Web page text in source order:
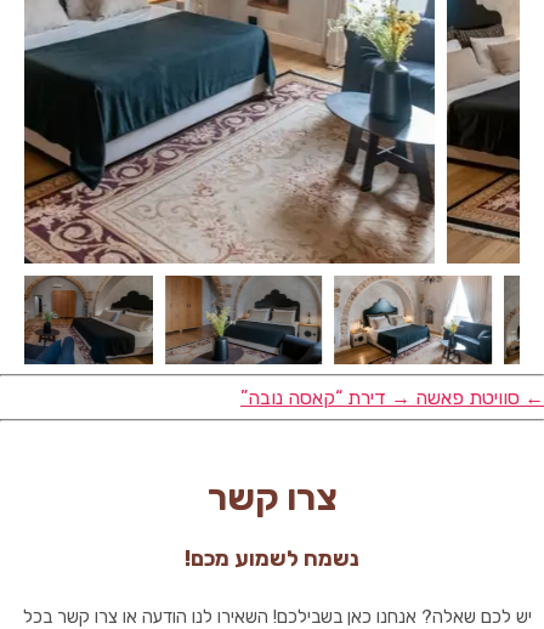
← סוויטת פאשה → דירת “קאסה נובה”
צרו קשר
נשמח לשמוע מכם!
יש לכם שאלה? אנחנו כאן בשבילכם! השאירו לנו הודעה או צרו קשר בכל